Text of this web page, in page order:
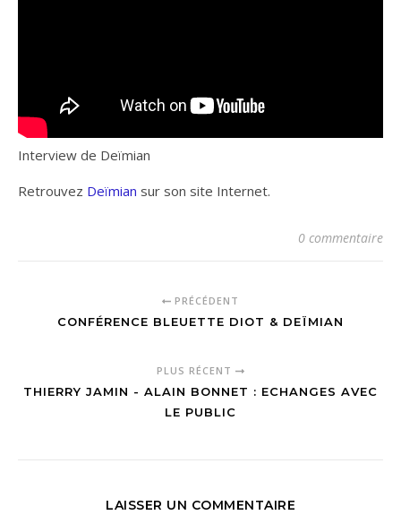
Interview de Deïmian
Retrouvez Deïmian sur son site Internet.
0 commentaire
PRÉCÉDENT
CONFÉRENCE BLEUETTE DIOT & DEÏMIAN
PLUS RÉCENT
THIERRY JAMIN - ALAIN BONNET : ECHANGES AVEC
LE PUBLIC
LAISSER UN COMMENTAIRE